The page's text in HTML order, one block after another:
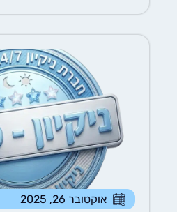
אוקטובר 26, 2025